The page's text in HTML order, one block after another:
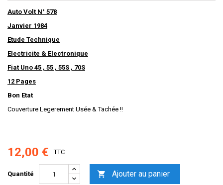
Auto Volt N° 578
Janvier 1984
Etude Technique
Electricite & Electronique
Fiat Uno 45 , 55 , 55S , 70S
12 Pages
Bon Etat
Couverture Legerement Usée & Tachée !!
12,00 € TTC
Quantité  Ajouter au panier